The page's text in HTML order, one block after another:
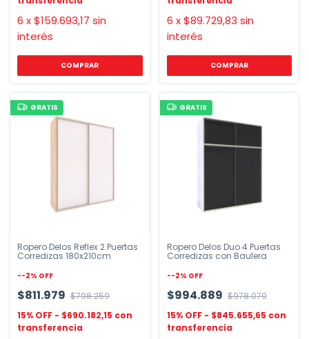
6 x$159.693,17 sin
interés
COMPRAR
6 x$89.729,83 sin
interés
GRATIS
Ropero Delos Reflex 2 Puertas
Corredizas 180x210cm
--2% OFF
$811.979 $798.259
$690.182,15
GRATIS
Ropero Delos Duo 4 Puertas
Corredizas con Baulera
--2% OFF
$994.889 $978.079
$845.655,65